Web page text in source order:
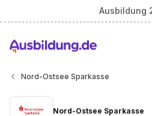
Ausbildung
Nord-Ostsee Sparkasse
Nord-Ostsee Sparkasse